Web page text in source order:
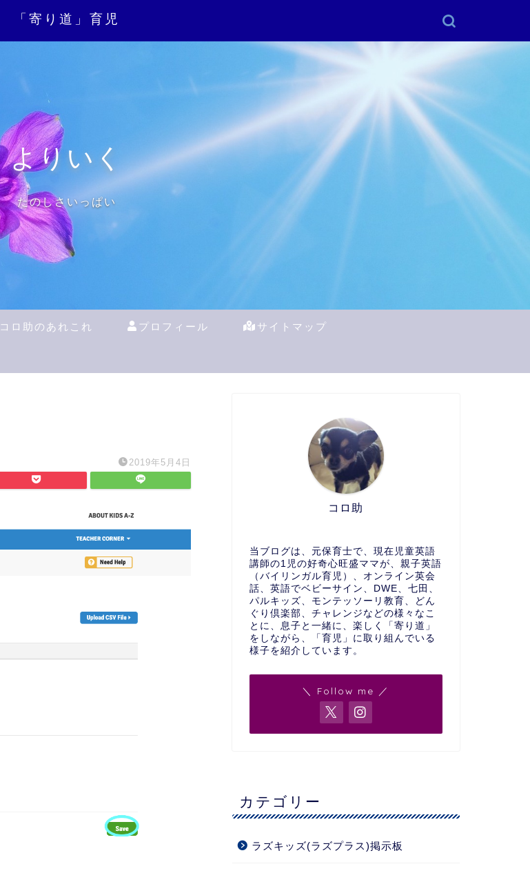
「寄り道」育児
よりいく
たのしさいっぱい
コロ助のあれこれ プロフィール サイトマップ
2019年5月4日
コロ助
当ブログは、元保育士で、現在児童英語
講師の1児の好奇心旺盛ママが、親子英語
（バイリンガル育児）、オンライン英会
話、英語でベビーサイン、DWE、七田、
パルキッズ、モンテッソーリ教育、どん
ぐり倶楽部、チャレンジなどの様々なこ
とに、息子と一緒に、楽しく「寄り道」
をしながら、「育児」に取り組んでいる
様子を紹介しています。
＼ Follow me ／
カテゴリー
ラズキッズ(ラズプラス)掲示板